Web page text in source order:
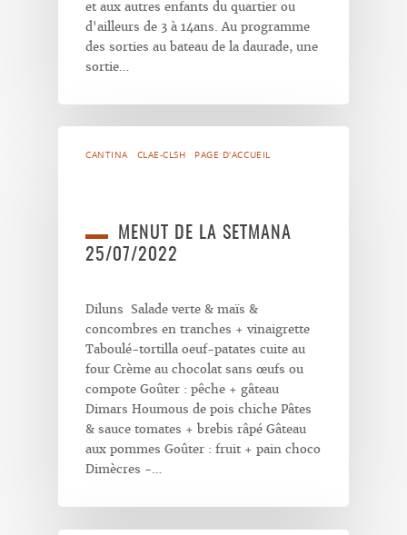
et aux autres enfants du quartier ou
d'ailleurs de 3 à 14ans. Au programme
des sorties au bateau de la daurade, une
sortie…
CANTINA CLAE-CLSH PAGE D'ACCUEIL
MENUT DE LA SETMANA
25/07/2022
Diluns Salade verte & maïs &
concombres en tranches + vinaigrette
Taboulé-tortilla oeuf-patates cuite au
four Crème au chocolat sans œufs ou
compote Goûter : pêche + gâteau
Dimars Houmous de pois chiche Pâtes
& sauce tomates + brebis râpé Gâteau
aux pommes Goûter : fruit + pain choco
Dimècres -…